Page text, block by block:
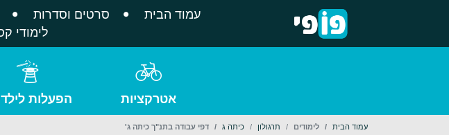
עמוד הבית סרטים וסדרות
לימודי
אטרקציות הפעלות
עמוד הבית לימודים תרגולון כיתה ג דפי עבודה בתנ"ך כיתה ג'